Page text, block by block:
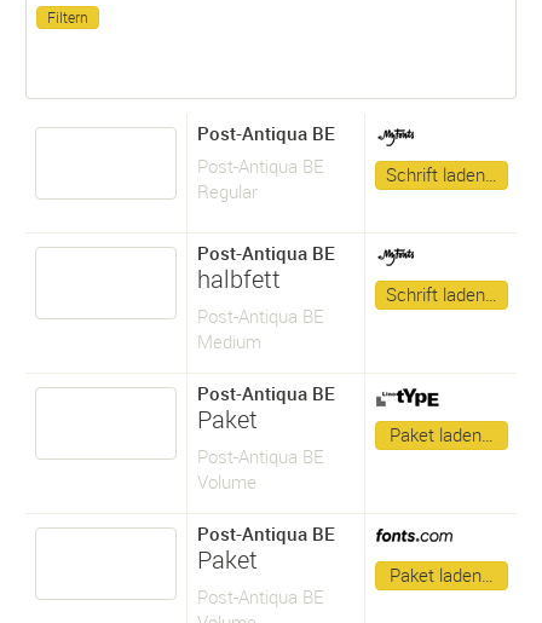
Post-Antiqua BE
Post-Antiqua BE
Regular
Schrift laden…
Post-Antiqua BE
halbfett
Post-Antiqua BE
Medium
Schrift laden…
Post-Antiqua BE
Paket
Post-Antiqua BE
Volume
Paket laden…
Post-Antiqua BE
Paket
Post-Antiqua BE
Paket laden…